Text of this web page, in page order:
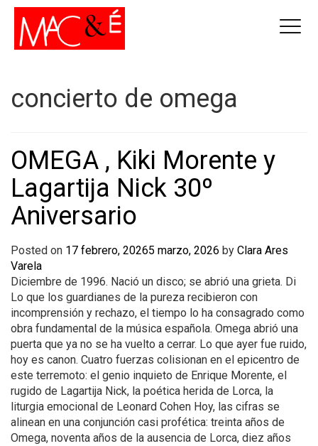
concierto de omega
OMEGA , Kiki Morente y
Lagartija Nick 30º
Aniversario
Posted on 17 febrero, 20265 marzo, 2026 by Clara Ares
Varela
Diciembre de 1996. Nació un disco; se abrió una grieta. Di
Lo que los guardianes de la pureza recibieron con
incomprensión y rechazo, el tiempo lo ha consagrado como
obra fundamental de la música española. Omega abrió una
puerta que ya no se ha vuelto a cerrar. Lo que ayer fue ruido,
hoy es canon. Cuatro fuerzas colisionan en el epicentro de
este terremoto: el genio inquieto de Enrique Morente, el
rugido de Lagartija Nick, la poética herida de Lorca, la
liturgia emocional de Leonard Cohen Hoy, las cifras se
alinean en una conjunción casi profética: treinta años de
Omega, noventa años de la ausencia de Lorca, diez años